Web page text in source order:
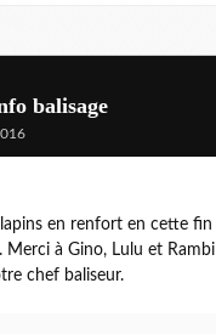
balisage
en renfort en cette
Merci à Gino, Lulu et
chef baliseur.